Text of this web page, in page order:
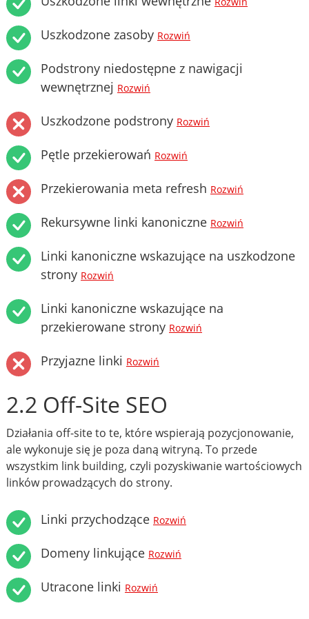
Uszkodzone zasoby Rozwiń
Podstrony niedostępne z nawigacji
wewnętrznej Rozwiń
Uszkodzone podstrony Rozwiń
Pętle przekierowań Rozwiń
Przekierowania meta refresh Rozwiń
Rekursywne linki kanoniczne Rozwiń
Linki kanoniczne wskazujące na uszkodzone
strony Rozwiń
Linki kanoniczne wskazujące na
przekierowane strony Rozwiń
Przyjazne linki Rozwiń
2.2 Off-Site SEO
Działania off-site to te, które wspierają pozycjonowanie,
ale wykonuje się je poza daną witryną. To przede
wszystkim link building, czyli pozyskiwanie wartościowych
linków prowadzących do strony.
Linki przychodzące Rozwiń
Domeny linkujące Rozwiń
Utracone linki Rozwiń